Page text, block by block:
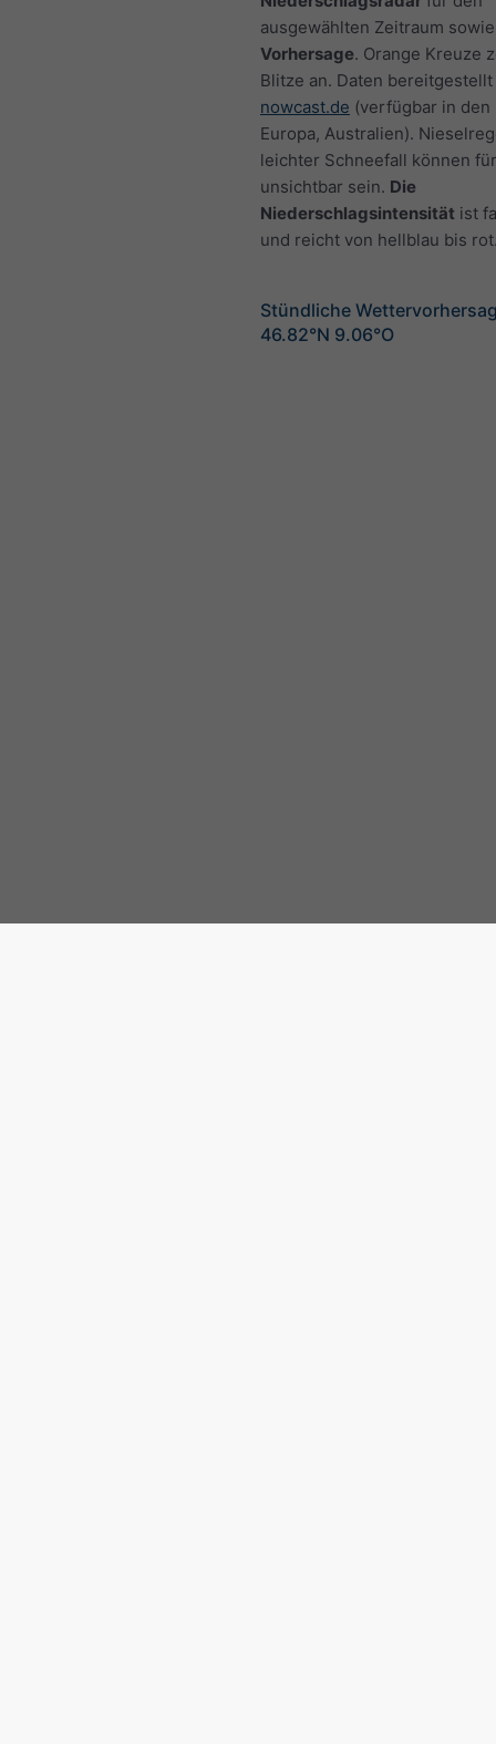
ausgewählten Zeitraum
Vorhersage. Orange Kreuze
Blitze an. Daten
nowcast.de (verfügbar in den
Europa, Australien).
leichter Schneefall können
unsichtbar sein. Die
Niederschlagsintensität ist
und reicht von hellblau bis
Stündliche
46.82°N 9.06°O